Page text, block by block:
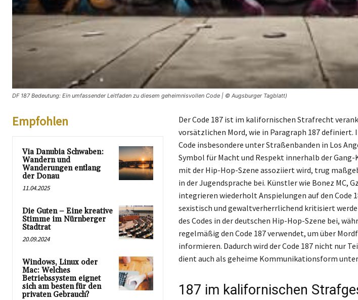
DF 187 Bedeutung: Ein umfassender Leitfaden zu diesem geheimnisvollen Code | © Augsburger Tagblatt)
Empfohlen
Via Danubia Schwaben:
Wandern und
Wanderungen entlang
der Donau
11.04.2025
Die Guten – Eine kreative
Stimme im Nürnberger
Stadtrat
20.09.2024
Windows, Linux oder
Mac: Welches
Betriebssystem eignet
sich am besten für den
privaten Gebrauch?
Der Code 187 ist im kalifornischen Strafrecht
vorsätzlichen Mord, wie in Paragraph 187 definiert.
Code insbesondere unter Straßenbanden in Los
Symbol für Macht und Respekt innerhalb der
mit der Hip-Hop-Szene assoziiert wird, trug
in der Jugendsprache bei. Künstler wie Bonez MC,
integrieren wiederholt Anspielungen auf den Code
sexistisch und gewaltverherrlichend kritisiert
des Codes in der deutschen Hip-Hop-Szene bei,
regelmäßig den Code 187 verwendet, um über
informieren. Dadurch wird der Code 187 nicht nur
dient auch als geheime Kommunikationsform
187 im kalifornischen